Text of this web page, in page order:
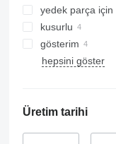
yedek parça için
kusurlu
gösterim
hepsini göster
Üretim tarihi